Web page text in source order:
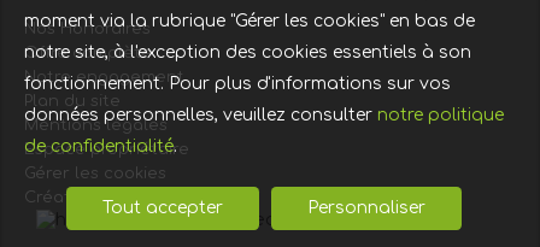
Nos Honoraires
Offre complète
Notre engagement
Plan du site
Mentions légales
Espace propriétaire
Gérer les cookies
Création site immobilier
moment via la rubrique "Gérer les cookies" en bas de
notre site, à l'exception des cookies essentiels à son
fonctionnement. Pour plus d'informations sur vos
données personnelles, veuillez consulter notre politique
de confidentialité.
Tout accepter Personnaliser